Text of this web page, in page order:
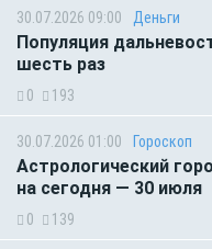
30.07.2026 09:00 Деньги
Популяция
шесть раз
0 193
30.07.2026 01:00 Гороскоп
Астрологический
на сегодня — 30 июля
0 139